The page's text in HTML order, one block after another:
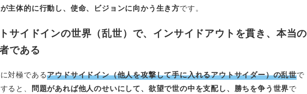
主体的に行動し、使命、ビジョンに向かう生き方です。
サイドインの世界（乱世）で、インサイドアウトを貫き、本当の
である
対極であるアウドサイドイン（他人を攻撃して手に入れるアウトサイダー）の乱世で
ると、 問題があれば他人のせいにして、欲望で世の中を支配し、勝ちを争う世界で